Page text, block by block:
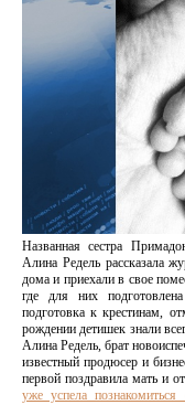
Названная сестра
Алина Редель рассказала
дома и приехали в свое
где для них
подготовка к крестинам,
рождении детишек знали
Алина Редель, брат
известный продюсер и
первой поздравила мать и
уже успела